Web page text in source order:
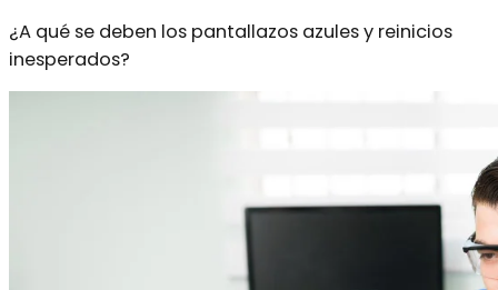
¿A qué se deben los pantallazos azules y reinicios
inesperados?